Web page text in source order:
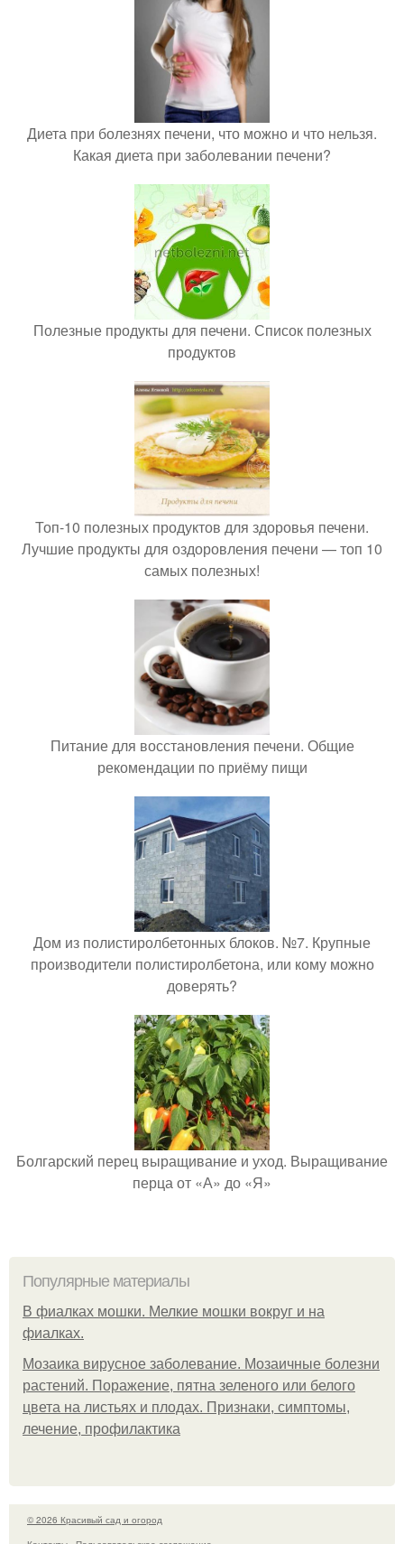
Диета при болезнях печени, что можно и что нельзя.
Какая диета при заболевании печени?
Полезные продукты для печени. Список полезных
продуктов
Топ-10 полезных продуктов для здоровья печени.
Лучшие продукты для оздоровления печени — топ 10
самых полезных!
Питание для восстановления печени. Общие
рекомендации по приёму пищи
Дом из полистиролбетонных блоков. №7. Крупные
производители полистиролбетона, или кому можно
доверять?
Болгарский перец выращивание и уход. Выращивание
перца от «А» до «Я»
Популярные материалы
В фиалках мошки. Мелкие мошки вокруг и на
фиалках.
Мозаика вирусное заболевание. Мозаичные болезни
растений. Поражение, пятна зеленого или белого
цвета на листьях и плодах. Признаки, симптомы,
лечение, профилактика
© 2026 Красивый сад и огород